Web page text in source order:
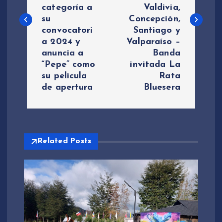
e
ó
n
d
e
categoría a
su
convocatori
a 2024 y
anuncia a
“Pepe” como
su película
de apertura
Valdivia,
Concepción,
Santiago y
Valparaíso –
Banda
invitada La
Rata
Bluesera
Related Posts